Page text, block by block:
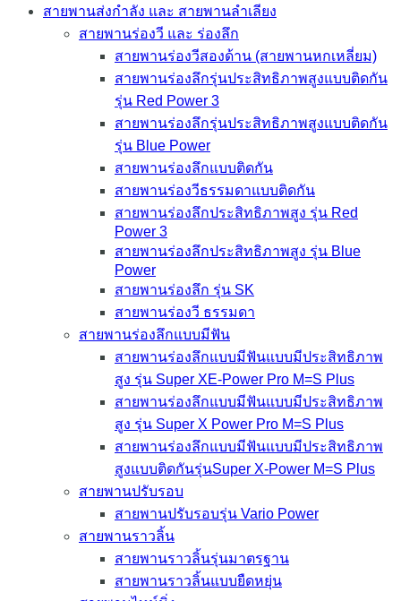
สายพานส่งกำลัง และ สายพานลำเลียง
สายพานร่องวี และ ร่องลึก
สายพานร่องวีสองด้าน (สายพานหกเหลี่ยม)
สายพานร่องลึกรุ่นประสิทธิภาพสูงแบบติดกัน
รุ่น Red Power 3
สายพานร่องลึกรุ่นประสิทธิภาพสูงแบบติดกัน
รุ่น Blue Power
สายพานร่องลึกแบบติดกัน
สายพานร่องวีธรรมดาแบบติดกัน
สายพานร่องลึกประสิทธิภาพสูง รุ่น Red
Power 3
สายพานร่องลึกประสิทธิภาพสูง รุ่น Blue
Power
สายพานร่องลึก รุ่น SK
สายพานร่องวี ธรรมดา
สายพานร่องลึกแบบมีฟัน
สายพานร่องลึกแบบมีฟันแบบมีประสิทธิภาพ
สูง รุ่น Super XE-Power Pro M=S Plus
สายพานร่องลึกแบบมีฟันแบบมีประสิทธิภาพ
สูง รุ่น Super X Power Pro M=S Plus
สายพานร่องลึกแบบมีฟันแบบมีประสิทธิภาพ
สูงแบบติดกันรุ่นSuper X-Power M=S Plus
สายพานปรับรอบ
สายพานปรับรอบรุ่น Vario Power
สายพานราวลิ้น
สายพานราวลิ้นรุ่นมาตรฐาน
สายพานราวลิ้นแบบยืดหยุ่น